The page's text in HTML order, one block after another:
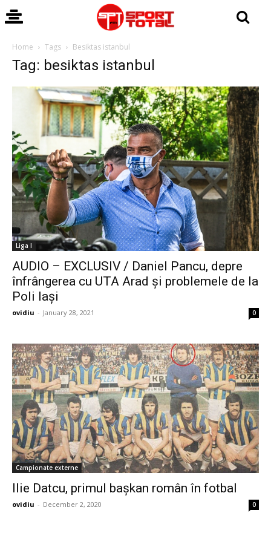
Home Tags Besiktas istanbul
Tag: besiktas istanbul
Liga I
AUDIO – EXCLUSIV / Daniel Pancu, depre
înfrângerea cu UTA Arad și problemele de la
Poli Iași
ovidiu - January 28, 2021 0
Campionate externe
Ilie Datcu, primul bașkan român în fotbal
ovidiu - December 2, 2020 0